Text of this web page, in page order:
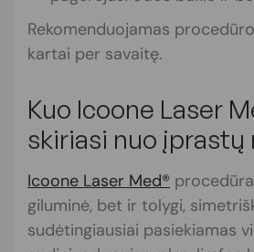
Rekomenduojamas
kartai per savaitę.
Kuo Icoone Laser
skiriasi nuo įprastų
Icoone Laser Med®
giluminė, bet ir tolygi,
sudėtingiausiai pasiekiamas